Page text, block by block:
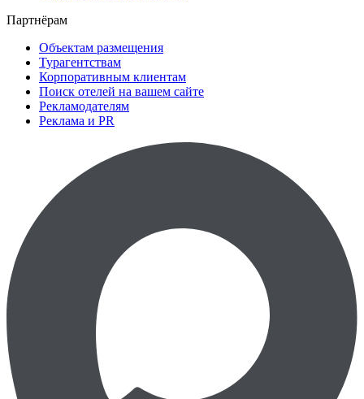
Партнёрам
Объектам размещения
Турагентствам
Корпоративным клиентам
Поиск отелей на вашем сайте
Рекламодателям
Реклама и PR